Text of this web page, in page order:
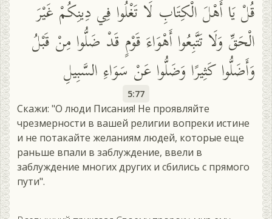
قُلْ يَا أَهْلَ الْكِتَابِ لَا تَغْلُوا فِي دِينِكُمْ غَيْرَ
الْحَقِّ وَلَا تَتَّبِعُوا أَهْوَاءَ قَوْمٍ قَدْ ضَلُّوا مِنْ قَبْلُ
وَأَضَلُّوا كَثِيرًا وَضَلُّوا عَنْ سَوَاءِ السَّبِيلِ
5:77
Скажи: "О люди Писания! Не проявляйте
чрезмерности в вашей религии вопреки истине
и не потакайте желаниям людей, которые еще
раньше впали в заблуждение, ввели в
заблуждение многих других и сбились с прямого
пути".